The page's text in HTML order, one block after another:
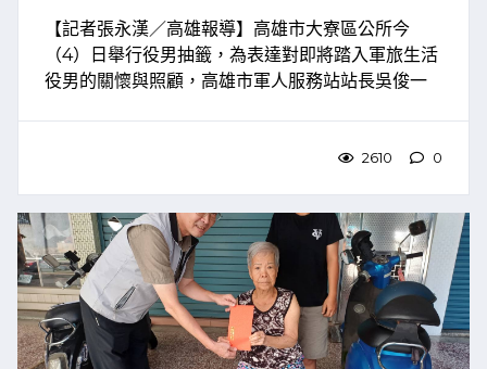
【記者張永漢／高雄報導】高雄市大寮區公所今
（4）日舉行役男抽籤，為表達對即將踏入軍旅生活
役男的關懷與照顧，高雄市軍人服務站站長吳俊一
2610 0